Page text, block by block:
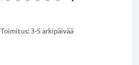
Toimitus: 3-5 arkipäivää